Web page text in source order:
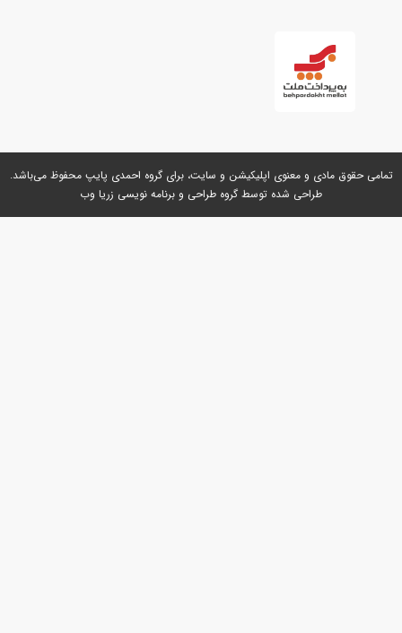
و معنوی اپلیکیشن و سایت، برای گروه احمدی پایپمحفوظ می‌باشد.
طراحی شده توسط گروه طراحی و برنامه نویسی زریا وب